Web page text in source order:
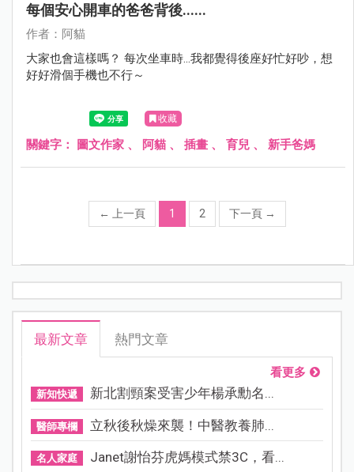
每個安心開車的爸爸背後......
作者：阿貓
大家也會這樣嗎？ 每次坐車時...我都覺得後座好忙好吵，想
好好滑個手機也不行～
收藏
關鍵字： 圖文作家 、 阿貓 、 插畫 、 育兒 、 新手爸媽
← 上一頁 1 2 下一頁 →
最新文章 熱門文章
看更多
新知快遞 新北割頸案受害少年楊承勳名...
醫師專欄 立秋後秋燥來襲！中醫教養肺...
名人家庭 Janet謝怡芬虎媽模式禁3C，看...